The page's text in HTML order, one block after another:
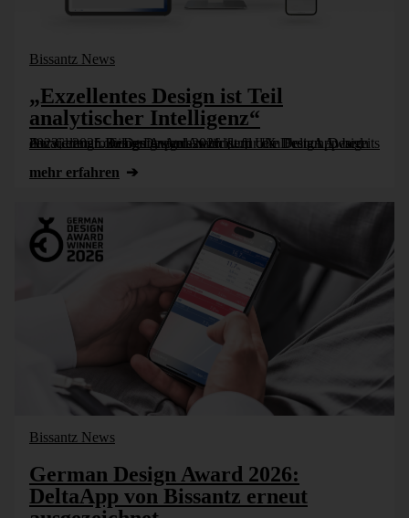
Bissantz News
„Exzellentes Design ist Teil
analytischer Intelligenz“
Der German Design Award 2026 ist für die DeltaApp bereits der vierte große Designpreis nach dem UX Design Award 2023, dem London Design Award und dem French Design Award 2025. Ein guter Anlass für [...]
mehr erfahren
Bissantz News
German Design Award 2026:
DeltaApp von Bissantz erneut